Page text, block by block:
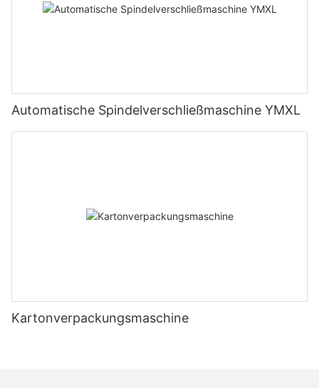
Automatische Spindelverschließmaschine YMXL
Kartonverpackungsmaschine